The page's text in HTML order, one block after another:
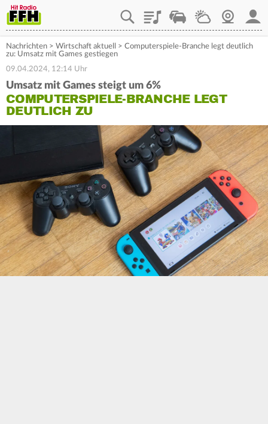
PlaylistStaupilotWetterWebcam
Nachrichten > Wirtschaft aktuell > Computerspiele-Branche legt deutlich
zu: Umsatz mit Games gestiegen
09.04.2024, 12:14 Uhr
Umsatz mit Games steigt um 6%
COMPUTERSPIELE-BRANCHE LEGT
DEUTLICH ZU